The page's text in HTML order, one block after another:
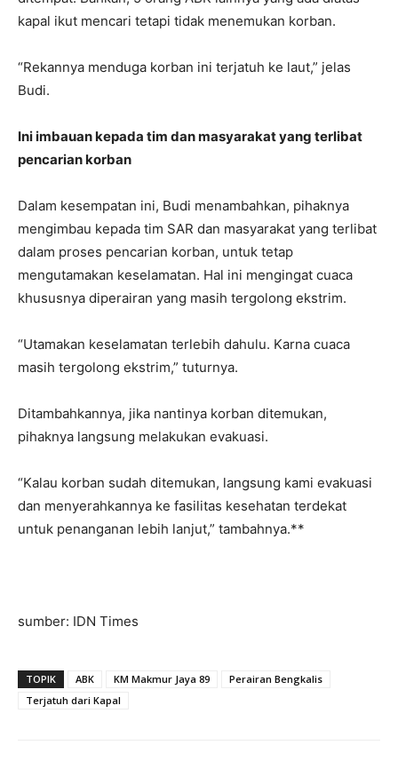
kapal ikut mencari tetapi tidak menemukan korban.
“Rekannya menduga korban ini terjatuh ke laut,” jelas
Budi.
Ini imbauan kepada tim dan masyarakat yang terlibat
pencarian korban
Dalam kesempatan ini, Budi menambahkan, pihaknya
mengimbau kepada tim SAR dan masyarakat yang terlibat
dalam proses pencarian korban, untuk tetap
mengutamakan keselamatan. Hal ini mengingat cuaca
khususnya diperairan yang masih tergolong ekstrim.
“Utamakan keselamatan terlebih dahulu. Karna cuaca
masih tergolong ekstrim,” tuturnya.
Ditambahkannya, jika nantinya korban ditemukan,
pihaknya langsung melakukan evakuasi.
“Kalau korban sudah ditemukan, langsung kami evakuasi
dan menyerahkannya ke fasilitas kesehatan terdekat
untuk penanganan lebih lanjut,” tambahnya.**
sumber: IDN Times
TOPIK ABK KM Makmur Jaya 89
Perairan Bengkalis
Terjatuh dari Kapal